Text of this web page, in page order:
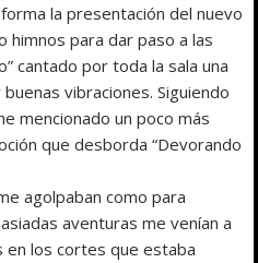
la presentación del nuevo
para dar paso a las
cantado por toda la sala una
vibraciones. Siguiendo
mencionado un poco más
que desborda “Devorando
agolpaban como para
aventuras me venían a
en los cortes que estaba